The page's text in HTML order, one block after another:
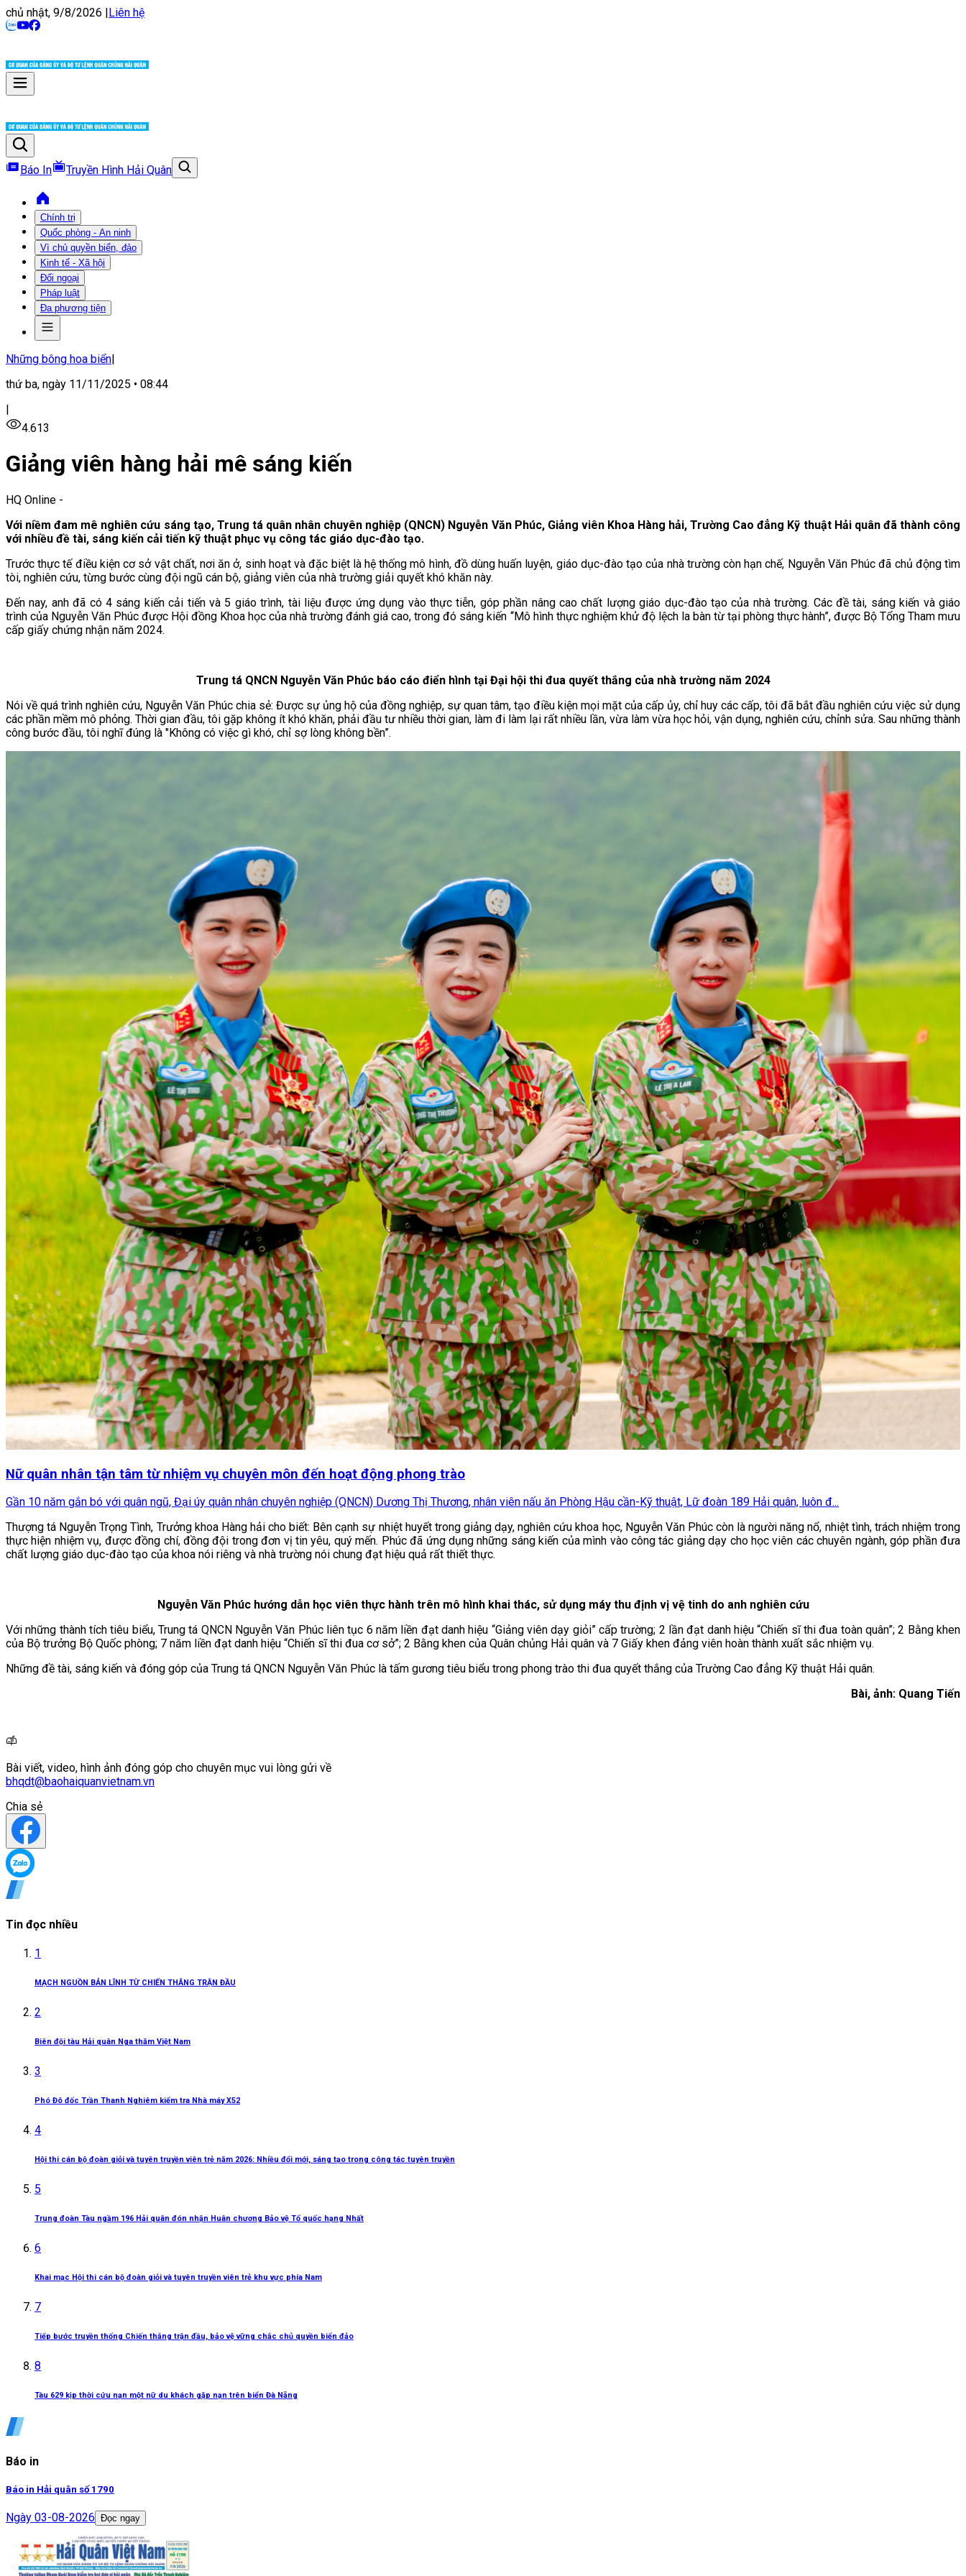
chủ nhật, 9/8/2026 |Liên hệ
Báo In Truyền Hình Hải Quân
Chính trị
Quốc phòng - An ninh
Vì chủ quyền biển, đảo
Kinh tế - Xã hội
Đối ngoại
Pháp luật
Đa phương tiện
Những bông hoa biển|
thứ ba, ngày 11/11/2025 • 08:44
|
4.613
Giảng viên hàng hải mê sáng kiến
HQ Online -
Với niềm đam mê nghiên cứu sáng tạo, Trung tá quân nhân chuyên nghiệp (QNCN) Nguyễn Văn Phúc, Giảng viên Khoa Hàng hải, Trường Cao đẳng Kỹ thuật Hải quân đã thành công
với nhiều đề tài, sáng kiến cải tiến kỹ thuật phục vụ công tác giáo dục-đào tạo.
Trước thực tế điều kiện cơ sở vật chất, nơi ăn ở, sinh hoạt và đặc biệt là hệ thống mô hình, đồ dùng huấn luyện, giáo dục-đào tạo của nhà trường còn hạn chế, Nguyễn Văn Phúc đã chủ động tìm
tòi, nghiên cứu, từng bước cùng đội ngũ cán bộ, giảng viên của nhà trường giải quyết khó khăn này.
Đến nay, anh đã có 4 sáng kiến cải tiến và 5 giáo trình, tài liệu được ứng dụng vào thực tiễn, góp phần nâng cao chất lượng giáo dục-đào tạo của nhà trường. Các đề tài, sáng kiến và giáo
trình của Nguyễn Văn Phúc được Hội đồng Khoa học của nhà trường đánh giá cao, trong đó sáng kiến “Mô hình thực nghiệm khử độ lệch la bàn từ tại phòng thực hành”, được Bộ Tổng Tham mưu
cấp giấy chứng nhận năm 2024.
Trung tá QNCN Nguyễn Văn Phúc báo cáo điển hình tại Đại hội thi đua quyết thắng của nhà trường năm 2024
Nói về quá trình nghiên cứu, Nguyễn Văn Phúc chia sẻ: Được sự ủng hộ của đồng nghiệp, sự quan tâm, tạo điều kiện mọi mặt của cấp ủy, chỉ huy các cấp, tôi đã bắt đầu nghiên cứu việc sử dụng
các phần mềm mô phỏng. Thời gian đầu, tôi gặp không ít khó khăn, phải đầu tư nhiều thời gian, làm đi làm lại rất nhiều lần, vừa làm vừa học hỏi, vận dụng, nghiên cứu, chỉnh sửa. Sau những thành
công bước đầu, tôi nghĩ đúng là "Không có việc gì khó, chỉ sợ lòng không bền”.
Nữ quân nhân tận tâm từ nhiệm vụ chuyên môn đến hoạt động phong trào
Gần 10 năm gắn bó với quân ngũ, Đại úy quân nhân chuyên nghiệp (QNCN) Dương Thị Thương, nhân viên nấu ăn Phòng Hậu cần-Kỹ thuật, Lữ đoàn 189 Hải quân, luôn đ...
Thượng tá Nguyễn Trọng Tình, Trưởng khoa Hàng hải cho biết: Bên cạnh sự nhiệt huyết trong giảng dạy, nghiên cứu khoa học, Nguyễn Văn Phúc còn là người năng nổ, nhiệt tình, trách nhiệm trong
thực hiện nhiệm vụ, được đồng chí, đồng đội trong đơn vị tin yêu, quý mến. Phúc đã ứng dụng những sáng kiến của mình vào công tác giảng dạy cho học viên các chuyên ngành, góp phần đưa
chất lượng giáo dục-đào tạo của khoa nói riêng và nhà trường nói chung đạt hiệu quả rất thiết thực.
Nguyễn Văn Phúc hướng dẫn học viên thực hành trên mô hình khai thác, sử dụng máy thu định vị vệ tinh do anh nghiên cứu
Với những thành tích tiêu biểu, Trung tá QNCN Nguyễn Văn Phúc liên tục 6 năm liền đạt danh hiệu “Giảng viên dạy giỏi” cấp trường; 2 lần đạt danh hiệu “Chiến sĩ thi đua toàn quân”; 2 Bằng khen
của Bộ trưởng Bộ Quốc phòng; 7 năm liền đạt danh hiệu “Chiến sĩ thi đua cơ sở”; 2 Bằng khen của Quân chủng Hải quân và 7 Giấy khen đảng viên hoàn thành xuất sắc nhiệm vụ.
Những đề tài, sáng kiến và đóng góp của Trung tá QNCN Nguyễn Văn Phúc là tấm gương tiêu biểu trong phong trào thi đua quyết thắng của Trường Cao đẳng Kỹ thuật Hải quân.
Bài, ảnh: Quang Tiến
Bài viết, video, hình ảnh đóng góp cho chuyên mục vui lòng gửi về
bhqdt@baohaiquanvietnam.vn
Chia sẻ
Tin đọc nhiều
1
MẠCH NGUỒN BẢN LĨNH TỪ CHIẾN THẮNG TRẬN ĐẦU
2
Biên đội tàu Hải quân Nga thăm Việt Nam
3
Phó Đô đốc Trần Thanh Nghiêm kiểm tra Nhà máy X52
4
Hội thi cán bộ đoàn giỏi và tuyên truyền viên trẻ năm 2026: Nhiều đổi mới, sáng tạo trong công tác tuyên truyền
5
Trung đoàn Tàu ngầm 196 Hải quân đón nhận Huân chương Bảo vệ Tổ quốc hạng Nhất
6
Khai mạc Hội thi cán bộ đoàn giỏi và tuyên truyền viên trẻ khu vực phía Nam
7
Tiếp bước truyền thống Chiến thắng trận đầu, bảo vệ vững chắc chủ quyền biển đảo
8
Tàu 629 kịp thời cứu nạn một nữ du khách gặp nạn trên biển Đà Nẵng
Báo in
Báo in Hải quân số 1790
Ngày 03-08-2026 Đọc ngay